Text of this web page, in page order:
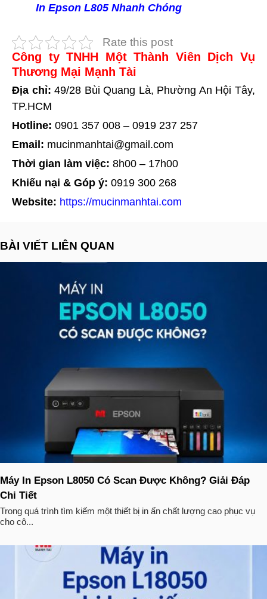
In Epson L805 Nhanh Chóng
Rate this post
Công ty TNHH Một Thành Viên Dịch Vụ
Thương Mại Mạnh Tài
Địa chỉ: 49/28 Bùi Quang Là, Phường An Hội Tây,
TP.HCM
Hotline: 0901 357 008 – 0919 237 257
Email: mucinmanhtai@gmail.com
Thời gian làm việc: 8h00 – 17h00
Khiếu nại & Góp ý: 0919 300 268
Website: https://mucinmanhtai.com
BÀI VIẾT LIÊN QUAN
Máy In Epson L8050 Có Scan Được Không? Giải Đáp
Chi Tiết
Trong quá trình tìm kiếm một thiết bị in ấn chất lượng cao phục vụ
cho cô...